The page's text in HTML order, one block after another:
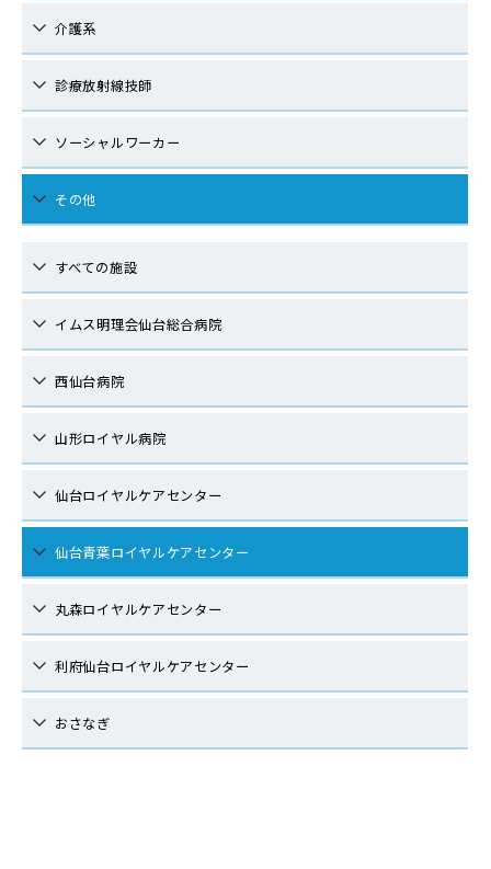
介護系
診療放射線技師
ソーシャルワーカー
その他
すべての施設
イムス明理会仙台総合病院
西仙台病院
山形ロイヤル病院
仙台ロイヤルケアセンター
仙台青葉ロイヤルケアセンター
丸森ロイヤルケアセンター
利府仙台ロイヤルケアセンター
おさなぎ